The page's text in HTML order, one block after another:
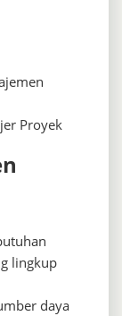
Proyek
lingkup
daya